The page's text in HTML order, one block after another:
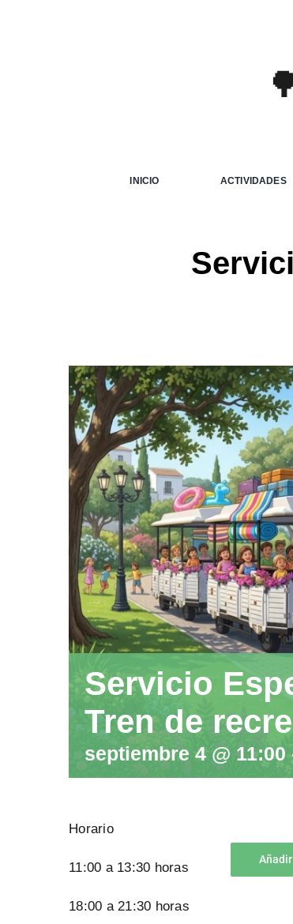
INICIO ACTIVIDADES
Servicio
Tren de
septiembre 4 @ 11:00
Horario
11:00 a 13:30 horas
18:00 a 21:30 horas